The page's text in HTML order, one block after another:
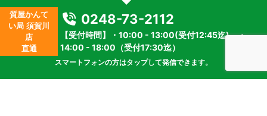
古物商許可番号：第251080003676号／取得者名：質屋かんてい局須賀川
店
質屋許可番号：第251090000001号
2023 © kanteikyoku.jp allrights reseved.
質屋かんて
い局 須賀川
店
直通
0248-73-2112
【受付時間】・10:00 - 13:00(受付12:45迄) ・
14:00 - 18:00（受付17:30迄）
スマートフォンの方はタップして発信できます。